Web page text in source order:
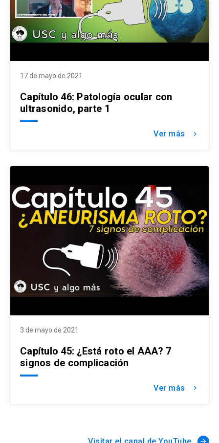
17 de mayo de 2021
Capítulo 46: Patología ocular con
ultrasonido, parte 1
Ver más keyboard_arrow_right
3 de mayo de 2021
Capítulo 45: ¿Está roto el AAA? 7
signos de complicación
Ver más keyboard_arrow_right